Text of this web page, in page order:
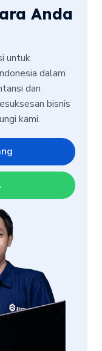
Anda
untuk
dalam
dan
bisnis
kami.